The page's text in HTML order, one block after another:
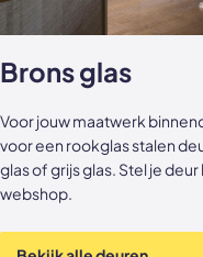
Brons glas
Voor jouw maatwerk
voor een rookglas stalen
glas of grijs glas. Stel je
webshop.